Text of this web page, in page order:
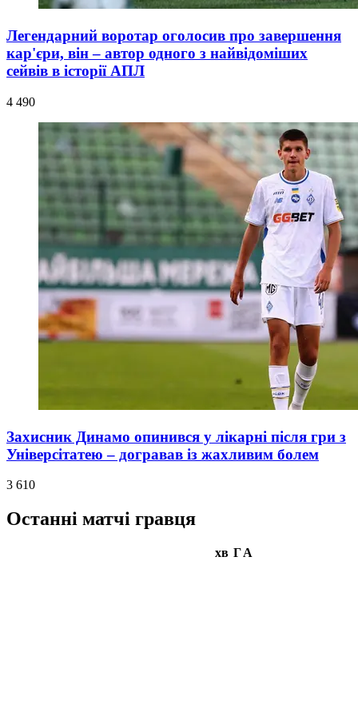
Легендарний воротар оголосив про завершення
кар'єри, він – автор одного з найвідоміших
сейвів в історії АПЛ
4 490
Захисник Динамо опинився у лікарні після гри з
Універсітатею – догравав із жахливим болем
3 610
Останні матчі гравця
хв ГА